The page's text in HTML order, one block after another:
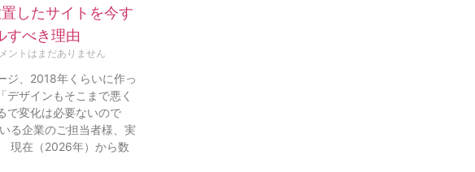
したサイトを今す
すべき理由
ントはまだありません
ジ、2018年くらいに作っ
ザインもそこまで悪く
で変化は必要ないので
る企業のご担当者様、実
現在（2026年）から数